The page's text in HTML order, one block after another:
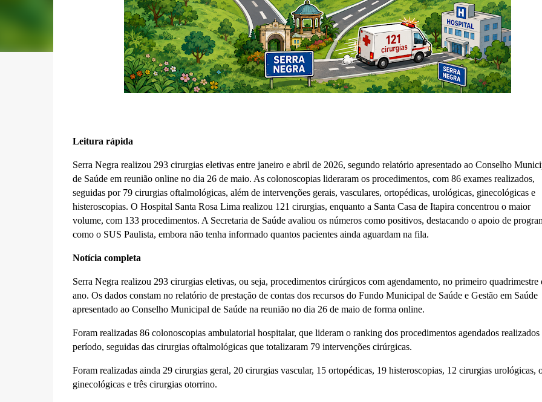
Leitura rápida
Serra Negra realizou 293 cirurgias eletivas entre janeiro e abril de 2026, segundo relatório apresentado ao Conselho
de Saúde em reunião online no dia 26 de maio. As colonoscopias lideraram os procedimentos, com 86 exames realizados,
seguidas por 79 cirurgias oftalmológicas, além de intervenções gerais, vasculares, ortopédicas, urológicas, ginecológicas e
histeroscopias. O Hospital Santa Rosa Lima realizou 121 cirurgias, enquanto a Santa Casa de Itapira concentrou o maior
volume, com 133 procedimentos. A Secretaria de Saúde avaliou os números como positivos, destacando o apoio de
como o SUS Paulista, embora não tenha informado quantos pacientes ainda aguardam na fila.
Notícia completa
Serra Negra realizou 293 cirurgias eletivas, ou seja, procedimentos cirúrgicos com agendamento, no primeiro quadrimestre
ano. Os dados constam no relatório de prestação de contas dos recursos do Fundo Municipal de Saúde e Gestão em Saúde
apresentado ao Conselho Municipal de Saúde na reunião no dia 26 de maio de forma online.
Foram realizadas 86 colonoscopias ambulatorial hospitalar, que lideram o ranking dos procedimentos agendados realizados
período, seguidas das cirurgias oftalmológicas que totalizaram 79 intervenções cirúrgicas.
Foram realizadas ainda 29 cirurgias geral, 20 cirurgias vascular, 15 ortopédicas, 19 histeroscopias, 12 cirurgias urológicas,
ginecológicas e três cirurgias otorrino.